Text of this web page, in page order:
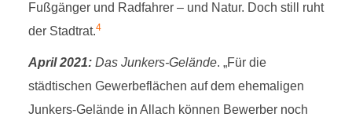
Fußgänger und Radfahrer – und Natur. Doch still ruht
der Stadtrat.4
April 2021:Das Junkers-Gelände. „Für die
städtischen Gewerbeflächen auf dem ehemaligen
Junkers-Gelände in Allach können Bewerber noch